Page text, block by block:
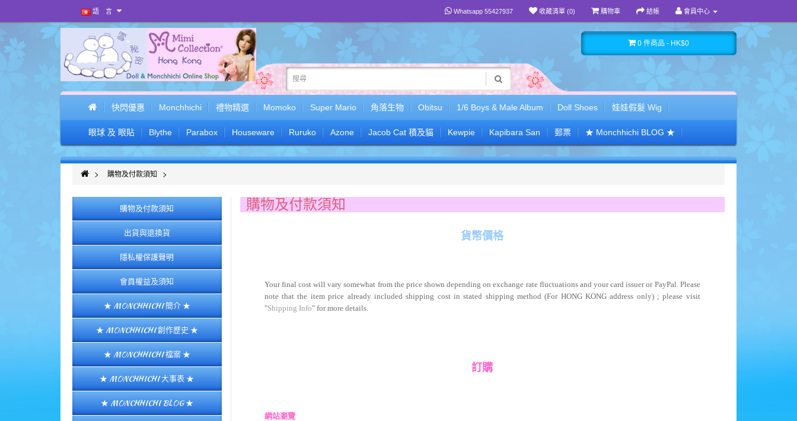
語 言 Whatsapp 55427937 收藏清單 (0) 購物車 結帳 會員中心
0 件商品 - HK$0
快閃優惠 Monchhichi 禮物精選 Momoko Super Mario 角落生物 Obitsu 1/6 Boys & Male Album Doll Shoes 娃娃假髮 Wig
眼球 及 眼貼 Blythe Parabox Houseware Ruruko Azone Jacob Cat 積及貓 Kewpie Kapibara San 郵票 ★ Monchhichi BLOG ★
購物及付款須知
購物及付款須知
出貨與退換貨
隱私權保護聲明
會員權益及須知
★ MONCHHICHI 簡介 ★
★ MONCHHICHI 創作歷史 ★
★ MONCHHICHI 檔案 ★
★ MONCHHICHI 大事表 ★
★ MONCHHICHI BLOG ★
購物及付款須知
貨幣價格
Your final cost will vary somewhat from the price shown depending on exchange rate fluctuations and your card issuer or PayPal. Please
note that the item price already included shipping cost in stated shipping method (For HONG KONG address only) ; please visit
"Shipping Info" for more details.
訂購
網站瀏覽